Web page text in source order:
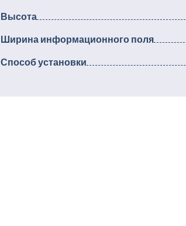
Высота
Ширина информационного поля
Способ установки